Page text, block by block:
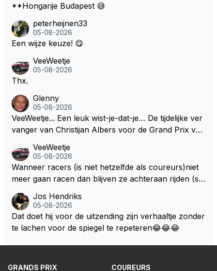
**Hongarije Budapest 😅
peterheijnen33
05-08-2026
Een wijze keuze! 😋
VeeWeetje
05-08-2026
Thx.
Glenny
05-08-2026
VeeWeetje... Een leuk wist-je-dat-je… De tijdelijke ver
vanger van Christijan Albers voor de Grand Prix van
rkus Winkelhock. Vanaf de race daarna werd het st
oeltje definitief overgenomen door Sakon Yamamot
o. Na 2 rondes gokte Markus Winkelhock goed (hij k
Dat was ook de enige keer dat een Spyker ooit aan
kop reed. Toen de rest van het veld ook regenband
en had, werd hij helaas aan alle kanten door iederee
n achterhaald. Hij moest later opgeven vanwege een
technisch mankement. Het was ook de enige keer d
VeeWeetje
05-08-2026
Wanneer racers (is niet hetzelfde als coureurs)niet
meer gaan racen dan blijven ze achteraan rijden (so
analisten bij een vaag omroepbedrijf.
Jos Hendriks
05-08-2026
Dat doet hij voor de uitzending zijn verhaaltje zonder
te lachen voor de spiegel te repeteren😂😂😂
GRANDS PRIX
COUREURS